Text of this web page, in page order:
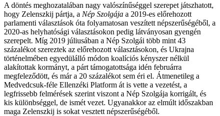
A döntés meghozatalában nagy valószínűséggel szerepet játszhatott,
hogy Zelenszkij pártja, a Nép Szolgája a 2019-es előrehozott
parlamenti választások óta folyamatosan veszített népszerűségéből, a
2020-as helyhatósági választásokon pedig látványosan gyengén
szerepelt. Míg 2019 júliusában a Nép Szolgái több mint 43
százalékot szereztek az előrehozott választásokon, és Ukrajna
történelmében egyedülálló módon koalíciós kényszer nélkül
alakítottak kormányt, a párt támogatottsága idén februárra
megfeleződött, és már a 20 százalékot sem éri el. Átmenetileg a
Medvedcsuk-féle Ellenzéki Platform át is vette a vezetést, a
legfrissebb felmérések szerint viszont a Nép Szolgája korrigált, és
kis különbséggel, de ismét vezet. Ugyanakkor az elmúlt időszakban
maga Zelenszkij is sokat vesztett népszerűségéből.